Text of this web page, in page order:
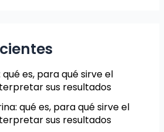
es, para qué sirve el
sus resultados
qué es, para qué sirve el
sus resultados